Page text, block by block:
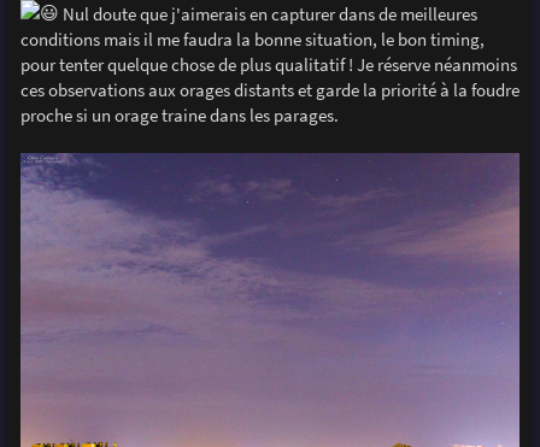
Nul doute que j'aimerais en capturer dans de meilleures
conditions mais il me faudra la bonne situation, le bon timing,
pour tenter quelque chose de plus qualitatif ! Je réserve néanmoins
ces observations aux orages distants et garde la priorité à la foudre
proche si un orage traine dans les parages.